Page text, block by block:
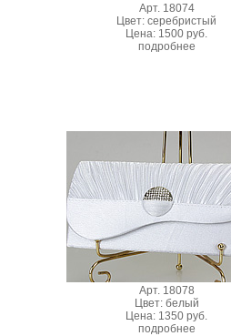
Арт. 18074
Цвет: серебристый
Цена: 1500 руб.
подробнее
Арт. 18078
Цвет: белый
Цена: 1350 руб.
подробнее